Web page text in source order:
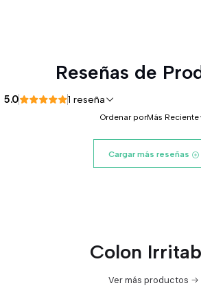
Reseñas de
5.0 1 reseña
Ordenar porMás Reciente
Cargar más reseñas
Colon
Ver más productos